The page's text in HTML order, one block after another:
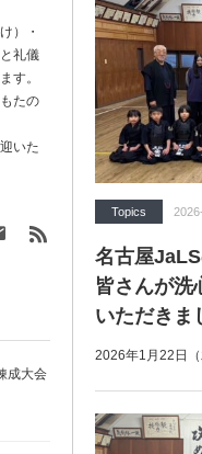
Topics
名古屋
皆さんが洗
いただきま
2026年1月22日
）・
礼儀
す。
たの
いた
Contact
成大会